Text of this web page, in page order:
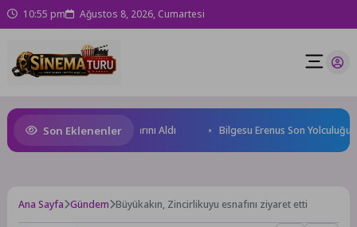
10:55 pm Ağustos 8, 2026, Cumartesi
Son Eklenenler
Yüzücüleri Sertifikalarını Aldı Bilgesu Erenus Son Yolculuğuna
Ana Sayfa Gündem Büyükakın, Zincirlikuyu esnafını ziyaret etti